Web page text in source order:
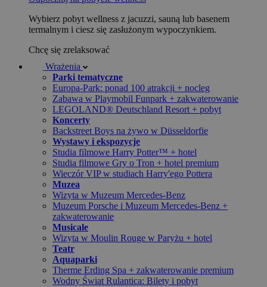
Wybierz pobyt wellness z jacuzzi, sauną lub basenem
termalnym i ciesz się zasłużonym wypoczynkiem.
Chcę się zrelaksować
Wrażenia
Parki tematyczne
Europa-Park: ponad 100 atrakcji + nocleg
Zabawa w Playmobil Funpark + zakwaterowanie
LEGOLAND® Deutschland Resort + pobyt
Koncerty
Backstreet Boys na żywo w Düsseldorfie
Wystawy i ekspozycje
Studia filmowe Harry Potter™ + hotel
Studia filmowe Gry o Tron + hotel premium
Wieczór VIP w studiach Harry'ego Pottera
Muzea
Wizyta w Muzeum Mercedes-Benz
Muzeum Porsche i Muzeum Mercedes-Benz +
zakwaterowanie
Musicale
Wizyta w Moulin Rouge w Paryżu + hotel
Teatr
Aquaparki
Therme Erding Spa + zakwaterowanie premium
Wodny Świat Rulantica: Bilety i pobyt